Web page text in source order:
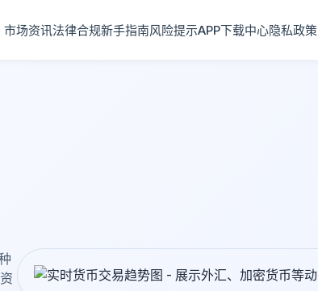
市场资讯法律合规新手指南风险提示APP下载中心隐私政策